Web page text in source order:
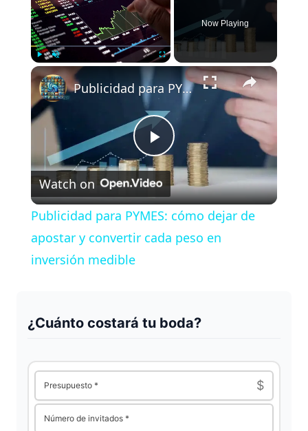
Unmute Fullscreen
Now Playing
×
P
l
a
V
i
d
Publicidad para PYMES: cómo dejar de apostar y convertir cada peso en inversión medible
Watch on
Publicidad para PYMES: cómo dejar de
apostar y convertir cada peso en
inversión medible
¿Cuánto costará tu boda?
Presupuesto * $
Número de invitados *